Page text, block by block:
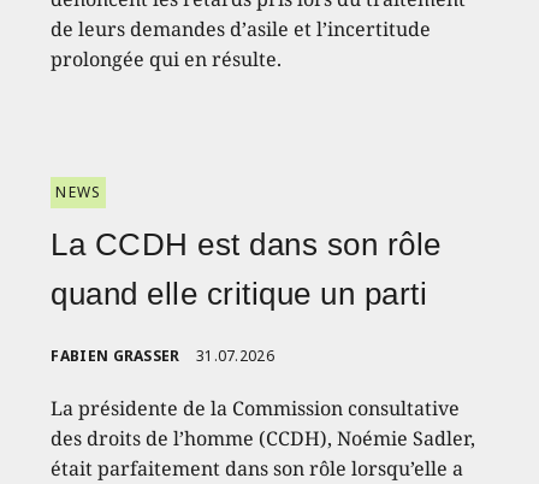
de leurs demandes d’asile et l’incertitude
prolongée qui en résulte.
NEWS
La CCDH est dans son rôle
quand elle critique un parti
FABIEN GRASSER 31.07.2026
La présidente de la Commission consultative
des droits de l’homme (CCDH), Noémie Sadler,
était parfaitement dans son rôle lorsqu’elle a